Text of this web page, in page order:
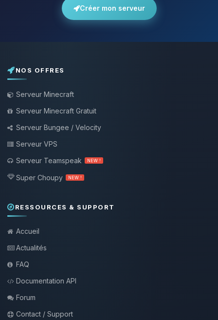
Créer mon serveur
NOS OFFRES
Serveur Minecraft
Serveur Minecraft Gratuit
Serveur Bungee / Velocity
Serveur VPS
Serveur Teamspeak
NEW !
Super Choupy NEW !
RESSOURCES & SUPPORT
Accueil
Actualités
FAQ
Documentation API
Forum
Contact / Support